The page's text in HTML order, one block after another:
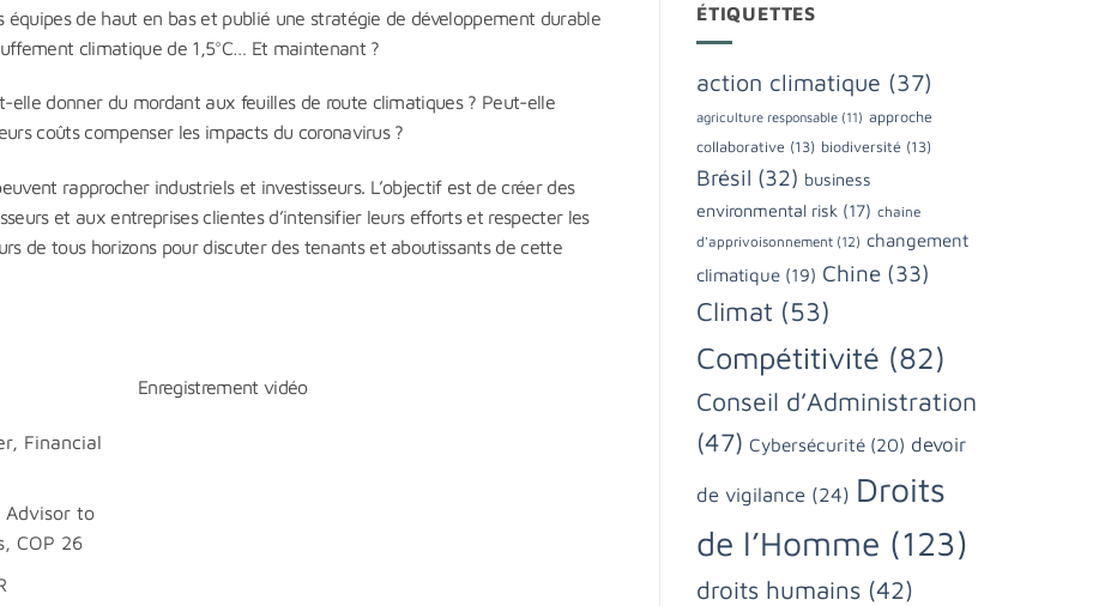
équipes de haut en bas et publié une stratégie de développement durable
climatique de 1,5°C… Et maintenant ?
donner du mordant aux feuilles de route climatiques ? Peut-elle
coûts compenser les impacts du coronavirus ?
rapprocher industriels et investisseurs. L’objectif est de créer des
et aux entreprises clientes d’intensifier leurs efforts et respecter les
de tous horizons pour discuter des tenants et aboutissants de cette
Financial
Advisor to
COP 26
Enregistrement vidéo
ÉTIQUETTES
action climatique (37)
agriculture responsable (11) approche
collaborative (13) biodiversité (13)
Brésil (32) business
environmental risk (17) chaine
d'apprivoisonnement (12) changement
climatique (19) Chine (33)
Climat (53)
Compétitivité (82)
Conseil d’Administration
(47) Cybersécurité (20) devoir
de vigilance (24) Droits
de l’Homme (123)
droits humains (42)